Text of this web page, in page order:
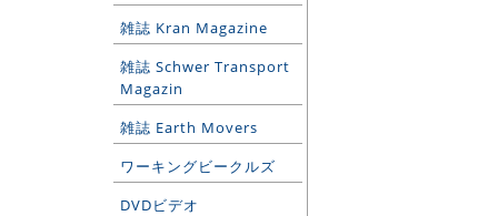
雑誌 Kran Magazine
雑誌 Schwer Transport
Magazin
雑誌 Earth Movers
ワーキングビークルズ
DVDビデオ